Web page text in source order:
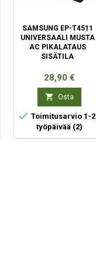
SAMSUNG EP-T4511
UNIVERSAALI MUSTA
AC PIKALATAUS
SISÄTILA
Hinta
28,90 €
 Osta
 Toimitusarvio 1-2
työpäivää (2)